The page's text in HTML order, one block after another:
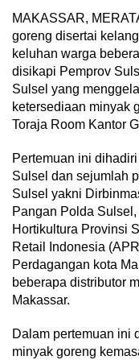
MAKASSAR,
goreng disertai
keluhan warga
disikapi Pemprov
Sulsel yang
ketersediaan minyak
Toraja Room Kantor
Pertemuan ini
Sulsel dan sejumlah
Sulsel yakni
Pangan Polda
Hortikultura Provinsi
Retail Indonesia
Perdagangan kota
beberapa distributor
Makassar.
Dalam pertemuan ini
minyak goreng